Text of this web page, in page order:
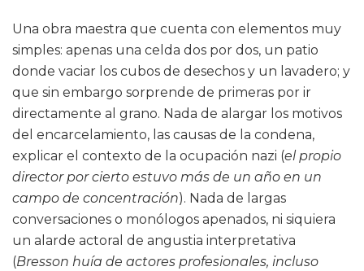
Una obra maestra que cuenta con elementos muy
simples: apenas una celda dos por dos, un patio
donde vaciar los cubos de desechos y un lavadero; y
que sin embargo sorprende de primeras por ir
directamente al grano. Nada de alargar los motivos
del encarcelamiento, las causas de la condena,
explicar el contexto de la ocupación nazi (el propio
director por cierto estuvo más de un año en un
campo de concentración). Nada de largas
conversaciones o monólogos apenados, ni siquiera
un alarde actoral de angustia interpretativa
(Bresson huía de actores profesionales, incluso